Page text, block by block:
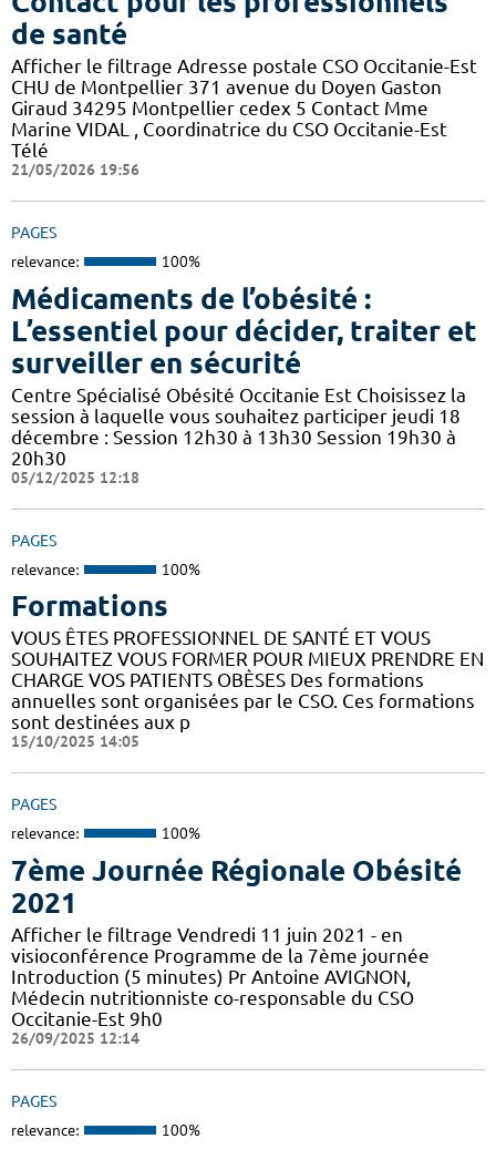
de santé
Afficher le filtrage Adresse postale CSO Occitanie-Est
CHU de Montpellier 371 avenue du Doyen Gaston
Giraud 34295 Montpellier cedex 5 Contact Mme
Marine VIDAL , Coordinatrice du CSO Occitanie-Est
Télé
21/05/2026 19:56
PAGES
relevance: 100%
Médicaments de l’obésité :
L’essentiel pour décider, traiter et
surveiller en sécurité
Centre Spécialisé Obésité Occitanie Est Choisissez la
session à laquelle vous souhaitez participer jeudi 18
décembre : Session 12h30 à 13h30 Session 19h30 à
20h30
05/12/2025 12:18
PAGES
relevance: 100%
Formations
VOUS ÊTES PROFESSIONNEL DE SANTÉ ET VOUS
SOUHAITEZ VOUS FORMER POUR MIEUX PRENDRE EN
CHARGE VOS PATIENTS OBÈSES Des formations
annuelles sont organisées par le CSO. Ces formations
sont destinées aux p
15/10/2025 14:05
PAGES
relevance: 100%
7ème Journée Régionale Obésité
2021
Afficher le filtrage Vendredi 11 juin 2021 - en
visioconférence Programme de la 7ème journée
Introduction (5 minutes) Pr Antoine AVIGNON,
Médecin nutritionniste co-responsable du CSO
Occitanie-Est 9h0
26/09/2025 12:14
PAGES
relevance: 100%